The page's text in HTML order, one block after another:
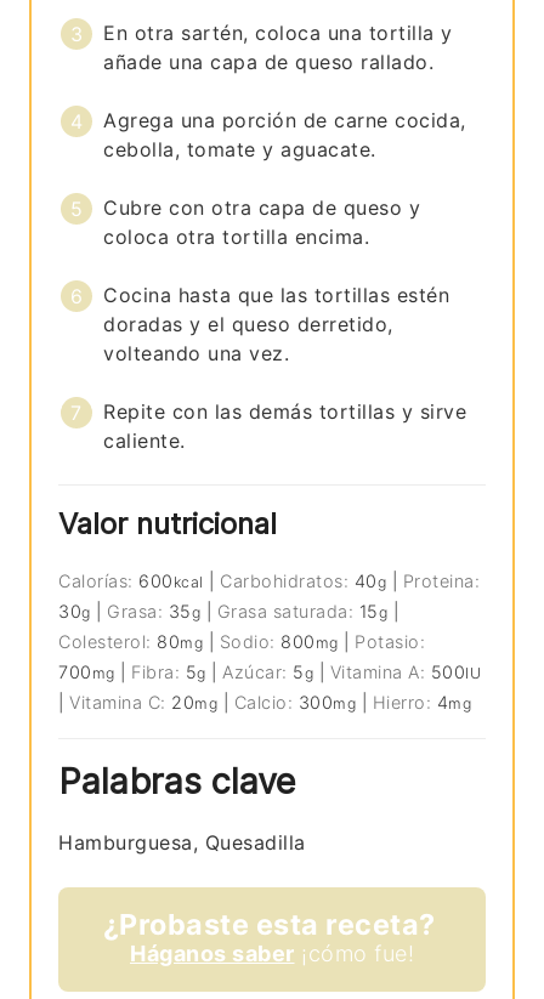
En otra sartén, coloca una tortilla y
añade una capa de queso rallado.
Agrega una porción de carne cocida,
cebolla, tomate y aguacate.
Cubre con otra capa de queso y
coloca otra tortilla encima.
Cocina hasta que las tortillas estén
doradas y el queso derretido,
volteando una vez.
Repite con las demás tortillas y sirve
caliente.
Valor nutricional
Calorías: 600 kcal Carbohidratos: 40g
Proteina:
30g Grasa: 35g Grasa saturada: 15g
Colesterol: 80mg Sodio: 800 mg
Potasio:
700 mg Fibra: 5g Azúcar: 5g Vitamina A: 500IU
|Vitamina C: 20mg Calcio: 300mg Hierro: 4mg
Palabras clave
Hamburguesa, Quesadilla
¿Probaste esta receta?
Háganos saber ¡cómo fue!